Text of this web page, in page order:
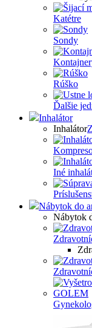
Katétre
Sondy
Rúško
Ďalšie
Inhalátor
Inhalátor
Iné
Nábytok do
Nábytok